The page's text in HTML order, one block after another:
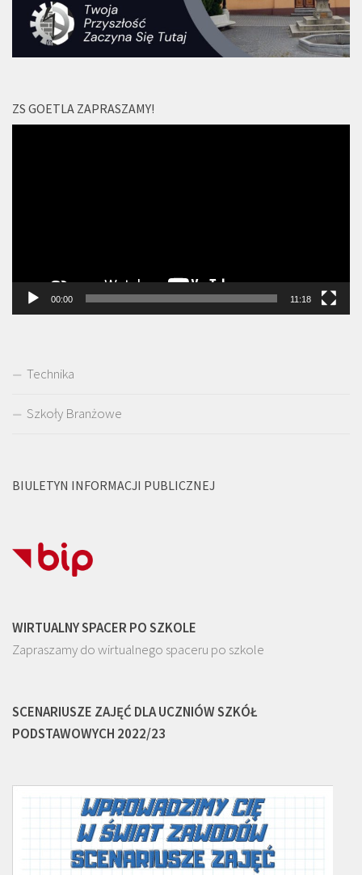
ZS GOETLA ZAPRASZAMY!
00:00 11:18
Technika
Szkoły Branżowe
BIULETYN INFORMACJI PUBLICZNEJ
WIRTUALNY SPACER PO SZKOLE
Zapraszamy do wirtualnego spaceru po szkole
SCENARIUSZE ZAJĘĆ DLA UCZNIÓW SZKÓŁ
PODSTAWOWYCH 2022/23